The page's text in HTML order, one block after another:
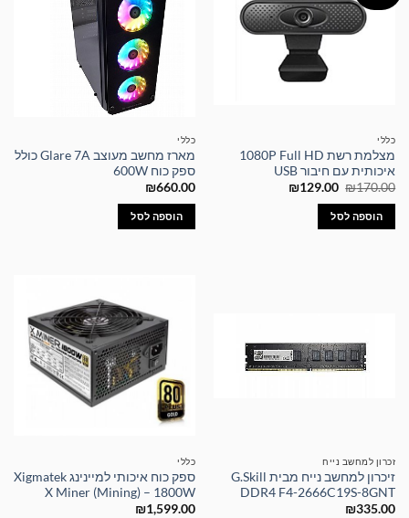
כללי
מצלמת רשת 1080P Full HD
איכותית עם חיבור USB
₪170.00
המחיר
היה:
₪170.00.
₪129.00
המחיר
הוספה לסל
כללי
מארז מחשב מעוצב Glare 7A כולל
ספק כוח 600W
₪660.00
הוספה לסל
זכרון למחשב נייח
זיכרון למחשב נייח מבית G.Skill
DDR4 F4-2666C19S-8GNT
₪335.00
כללי
ספק כוח איכותי למיינינג Xigmatek
X Miner (Mining) – 1800W
₪1,599.00